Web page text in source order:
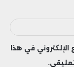
في هذا